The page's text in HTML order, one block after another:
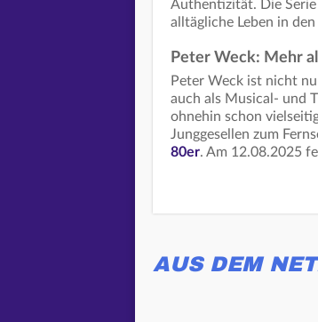
Authentizität. Die
alltägliche Leben in
Peter Weck: Mehr
Peter Weck ist nicht
auch als Musical- und
ohnehin schon
Junggesellen zum
80er. Am 12.08.2025
AUS DEM